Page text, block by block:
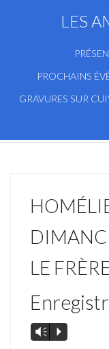
LES
PROCHAINS
GRAVURES SUR
LE
Vm P